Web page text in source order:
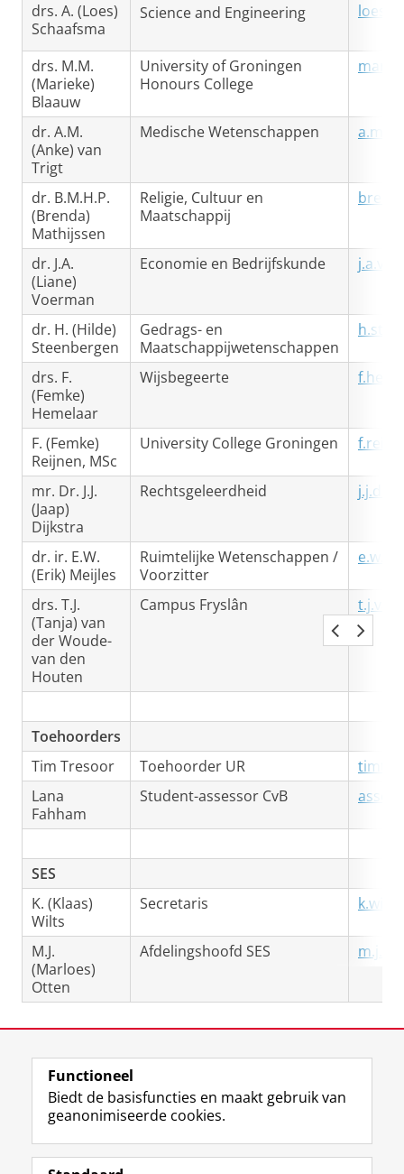
drs. A. (Loes)
Schaafsma
Science and Engineering
drs. M.M.
(Marieke)
Blaauw
University of Groningen
Honours College
dr. A.M.
(Anke) van
Trigt
Medische Wetenschappen
dr. B.M.H.P.
(Brenda)
Mathijssen
Religie, Cultuur en
Maatschappij
dr. J.A.
(Liane)
Voerman
Economie en Bedrijfskunde
dr. H. (Hilde)
Steenbergen
Gedrags- en
Maatschappijwetenschappen
drs. F.
(Femke)
Hemelaar
Wijsbegeerte
F. (Femke)
Reijnen, MSc
University College Groningen
mr. Dr. J.J.
(Jaap)
Dijkstra
Rechtsgeleerdheid
dr. ir. E.W.
(Erik) Meijles
Ruimtelijke Wetenschappen /
Voorzitter
drs. T.J.
(Tanja) van
der Woude-
van den
Houten
Campus Fryslân
Toehoorders
Tim Tresoor
Toehoorder UR
Lana
Fahham
Student-assessor CvB
SES
K. (Klaas)
Wilts
Secretaris
M.J.
(Marloes)
Otten
Afdelingshoofd SES
View this page in:English
Volg de RUG
F
a
L
i
R
S
I
n
Y
o
Functioneel
Biedt de basisfuncties en maakt gebruik van
geanonimiseerde cookies.